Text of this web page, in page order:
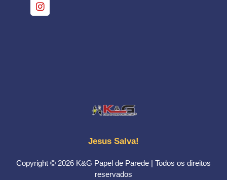
Jesus Salva!
Copyright © 2026 K&G Papel de Parede | Todos os direitos
reservados